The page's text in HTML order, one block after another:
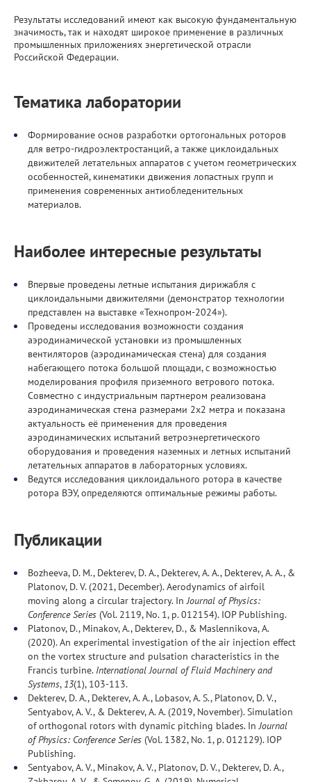
Результаты исследований имеют как высокую фундаментальную
значимость, так и находят широкое применение в различных
промышленных приложениях энергетической отрасли
Российской Федерации.
Тематика лаборатории
Формирование основ разработки ортогональных роторов
для ветро-гидроэлектростанций, а также циклоидальных
движителей летательных аппаратов с учетом геометрических
особенностей, кинематики движения лопастных групп и
применения современных антиобледенительных
материалов.
Наиболее интересные результаты
Впервые проведены летные испытания дирижабля с
циклоидальными движителями (демонстратор технологии
представлен на выставке «Технопром-2024»).
Проведены исследования возможности создания
аэродинамической установки из промышленных
вентиляторов (аэродинамическая стена) для создания
набегающего потока большой площади, с возможностью
моделирования профиля приземного ветрового потока.
Совместно с индустриальным партнером реализована
аэродинамическая стена размерами 2х2 метра и показана
актуальность её применения для проведения
аэродинамических испытаний ветроэнергетического
оборудования и проведения наземных и летных испытаний
летательных аппаратов в лабораторных условиях.
Ведутся исследования циклоидального ротора в качестве
ротора ВЭУ, определяются оптимальные режимы работы.
Публикации
Bozheeva, D. M., Dekterev, D. A., Dekterev, A. A., Dekterev, A. A., &
Platonov, D. V. (2021, December). Aerodynamics of airfoil
moving along a circular trajectory. InJournal of Physics:
Conference Series (Vol. 2119, No. 1, p. 012154). IOP Publishing.
Platonov, D., Minakov, A., Dekterev, D., & Maslennikova, A.
(2020). An experimental investigation of the air injection effect
on the vortex structure and pulsation characteristics in the
Francis turbine. International Journal of Fluid Machinery and
Systems, 13(1), 103-113.
Dekterev, D. A., Dekterev, A. A., Lobasov, A. S., Platonov, D. V.,
Sentyabov, A. V., & Dekterev, A. A. (2019, November). Simulation
of orthogonal rotors with dynamic pitching blades. InJournal
of Physics: Conference Series (Vol. 1382, No. 1, p. 012129). IOP
Publishing.
Sentyabov, A. V., Minakov, A. V., Platonov, D. V., Dekterev, D. A.,